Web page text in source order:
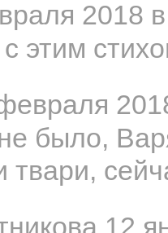
2018
этим
было,
12